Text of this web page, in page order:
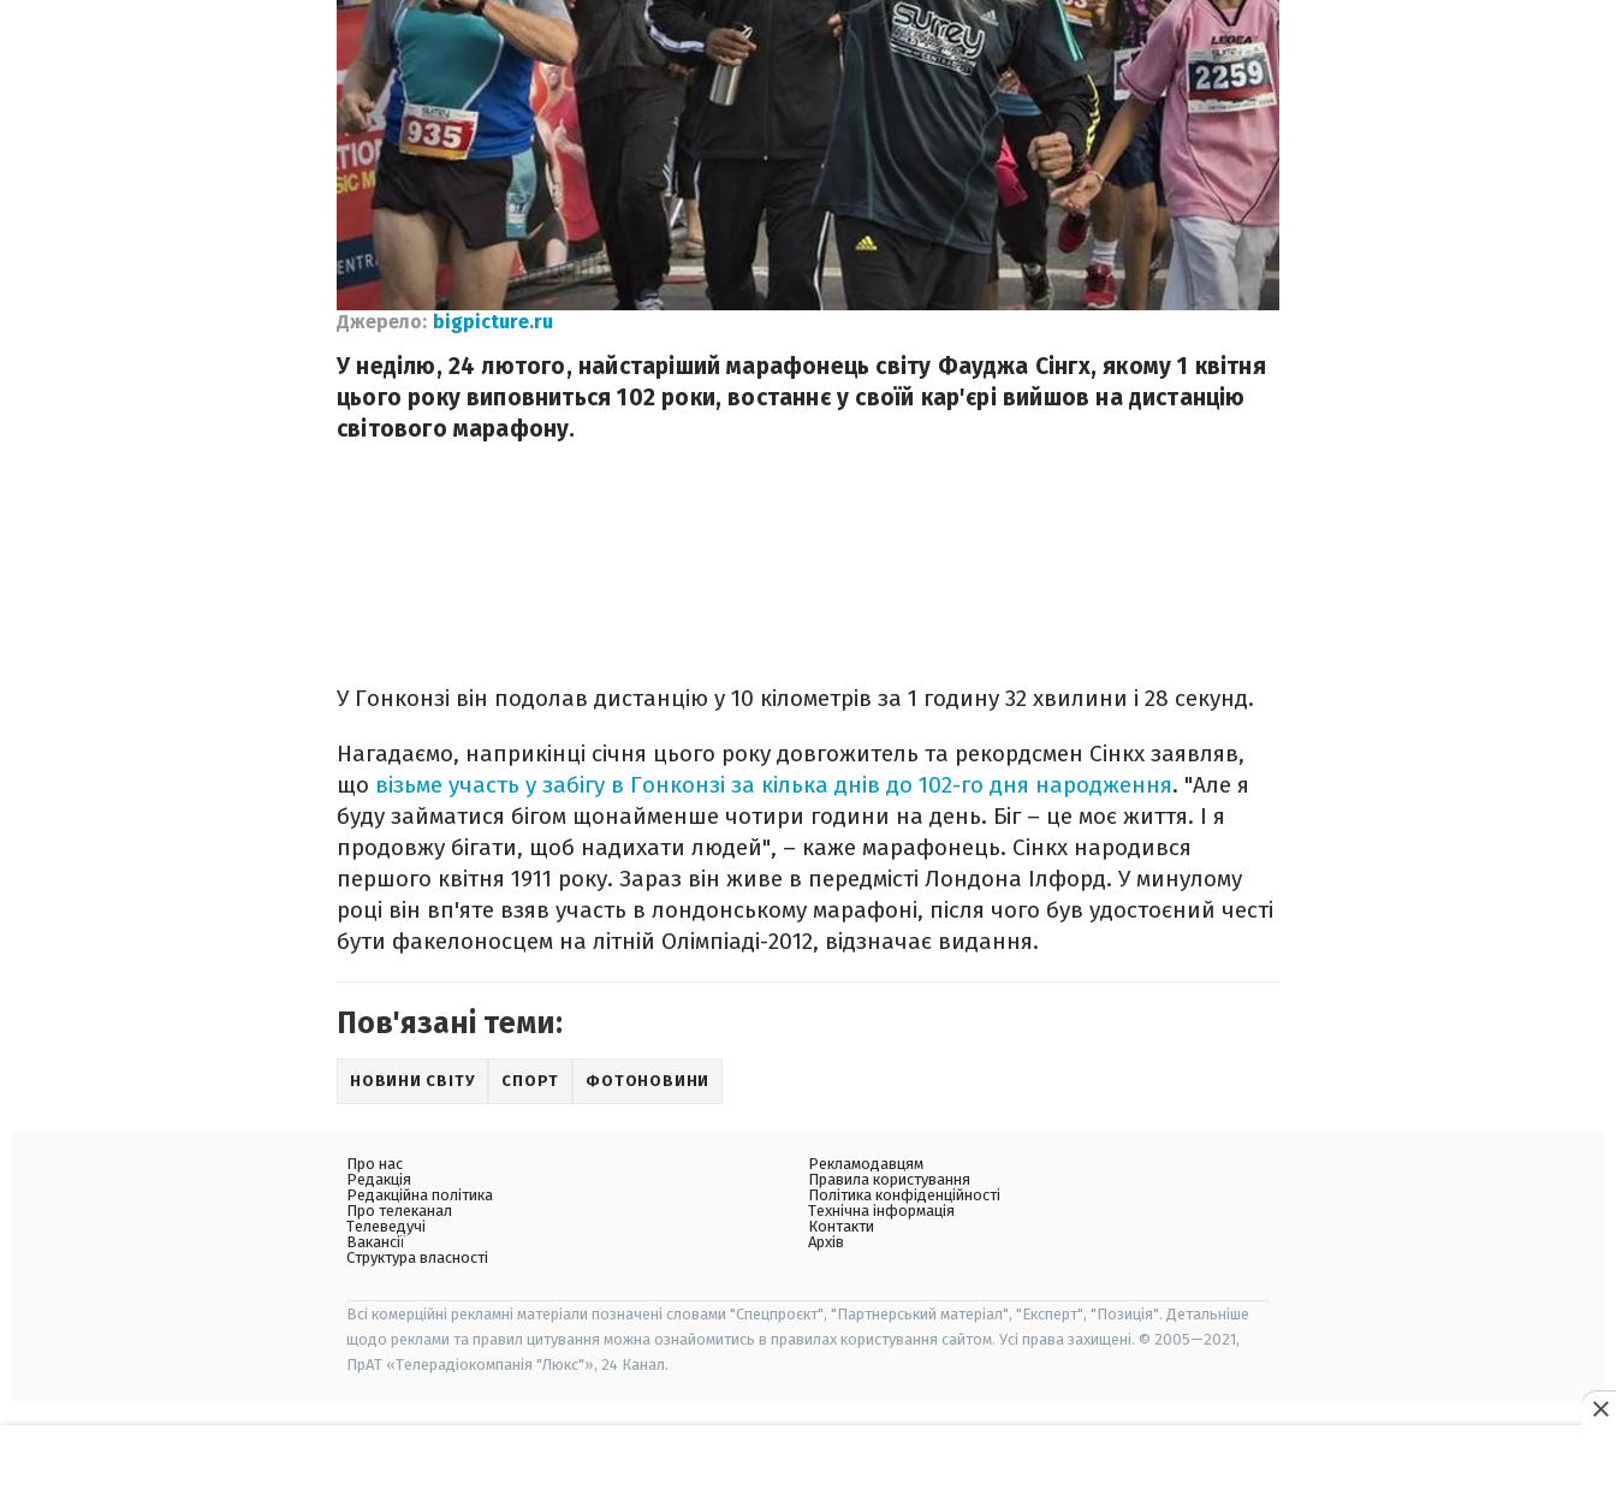
Джерело: bigpicture.ru
У неділю, 24 лютого, найстаріший марафонець світу Фауджа Сінгх, якому 1 квітня
цього року виповниться 102 роки, востаннє у своїй кар'єрі вийшов на дистанцію
світового марафону.
У Гонконзі він подолав дистанцію у 10 кілометрів за 1 годину 32 хвилини і 28 секунд.
Нагадаємо, наприкінці січня цього року довгожитель та рекордсмен Сінкх заявляв,
що візьме участь у забігу в Гонконзі за кілька днів до 102-го дня народження. "Але я
буду займатися бігом щонайменше чотири години на день. Біг – це моє життя. І я
продовжу бігати, щоб надихати людей", – каже марафонець. Сінкх народився
першого квітня 1911 року. Зараз він живе в передмісті Лондона Ілфорд. У минулому
році він вп'яте взяв участь в лондонському марафоні, після чого був удостоєний честі
бути факелоносцем на літній Олімпіаді-2012, відзначає видання.
Пов'язані теми:
НОВИНИ СВІТУ СПОРТ ФОТОНОВИНИ
Про нас
Редакція
Редакційна політика
Про телеканал
Телеведучі
Вакансії
Структура власності
Рекламодавцям
Правила користування
Політика конфіденційності
Технічна інформація
Контакти
Архів
Всі комерційні рекламні матеріали позначені словами "Спецпроєкт", "Партнерський матеріал", "Експерт", "Позиція". Детальніше
щодо реклами та правил цитування можна ознайомитись в правилах користування сайтом. Усі права захищені. © 2005—2021,
ПрАТ «Телерадіокомпанія "Люкс"», 24 Канал.